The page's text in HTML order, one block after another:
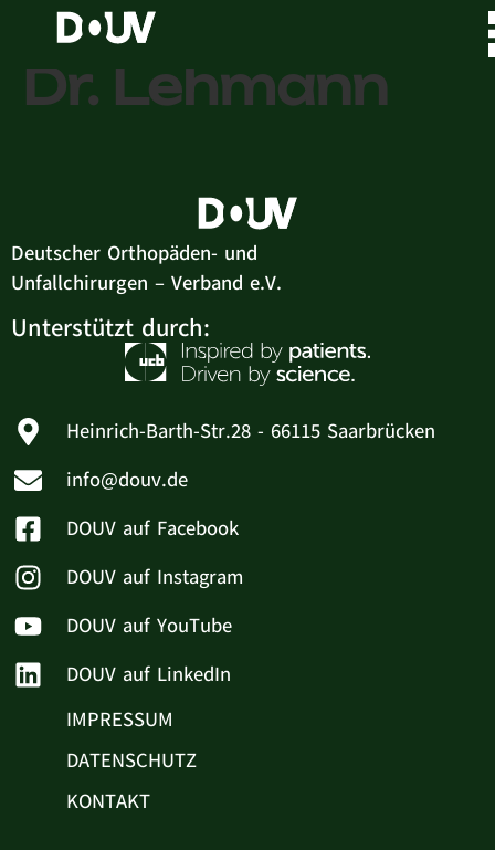
Dr. Lehmann
Deutscher Orthopäden- und
Unfallchirurgen – Verband e.V.
Unterstützt durch:
Heinrich-Barth-Str.28 - 66115 Saarbrücken
info@douv.de
DOUV auf Facebook
DOUV auf Instagram
DOUV auf YouTube
DOUV auf LinkedIn
IMPRESSUM
DATENSCHUTZ
KONTAKT